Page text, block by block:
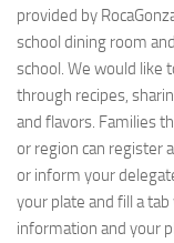
provided by
school dining room
school. We would like
through recipes,
and flavors. Families
or region can register
or inform your
your plate and fill a
information and your